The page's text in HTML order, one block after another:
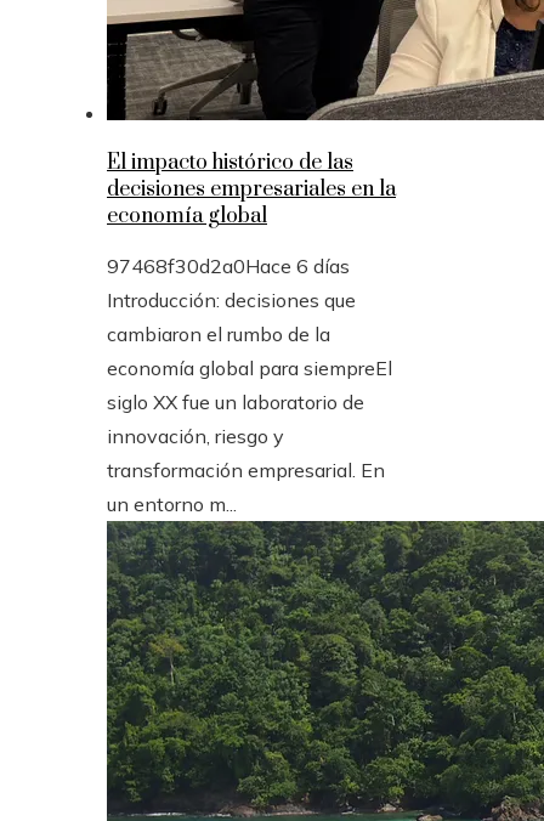
El impacto histórico de las
decisiones empresariales en la
economía global
97468f30d2a0Hace 6 días
Introducción: decisiones que
cambiaron el rumbo de la
economía global para siempreEl
siglo XX fue un laboratorio de
innovación, riesgo y
transformación empresarial. En
un entorno m...